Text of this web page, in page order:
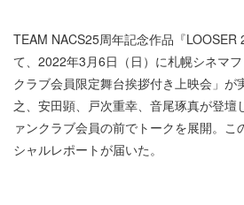
TEAM NACS25周年記念作品『LOOSER
て、2022年3月6日（日）に札幌シネマ
クラブ会員限定舞台挨拶付き上映会」が
之、安田顕、戸次重幸、音尾琢真が登壇し
ァンクラブ会員の前でトークを展開。こ
シャルレポートが届いた。